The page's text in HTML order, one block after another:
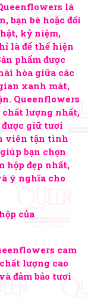
là
bạn bè hoặc đối
kỷ niệm,
là để thể hiện
phẩm được
hòa giữa các
xanh mát,
Queenflowers
chất lượng nhất,
được giữ tươi
viên tận tình
bạn chọn
hộp đẹp nhất,
ý nghĩa cho
của
cam
lượng cao
đảm bảo tươi